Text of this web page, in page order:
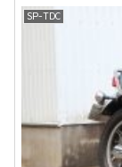
SP-TDC